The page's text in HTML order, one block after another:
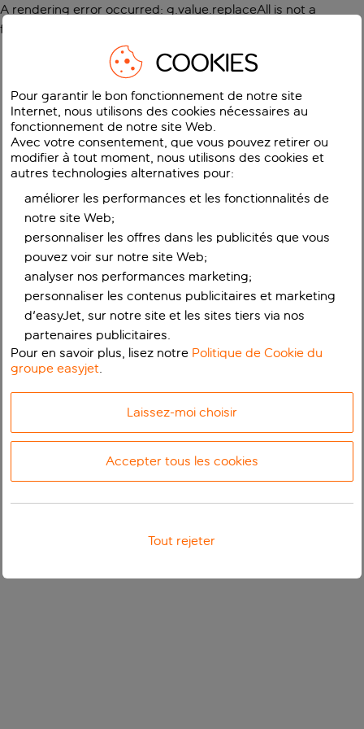
A rendering error occurred: g.value.replaceAll is not a
function
COOKIES
Pour garantir le bon fonctionnement de notre site
Internet, nous utilisons des cookies nécessaires au
fonctionnement de notre site Web.
Avec votre consentement, que vous pouvez retirer ou
modifier à tout moment, nous utilisons des cookies et
autres technologies alternatives pour:
améliorer les performances et les fonctionnalités de
notre site Web;
personnaliser les offres dans les publicités que vous
pouvez voir sur notre site Web;
analyser nos performances marketing;
personnaliser les contenus publicitaires et marketing
d'easyJet, sur notre site et les sites tiers via nos
partenaires publicitaires.
Pour en savoir plus, lisez notre Politique de Cookie du
groupe easyjet.
Laissez-moi choisir
Accepter tous les cookies
Tout rejeter